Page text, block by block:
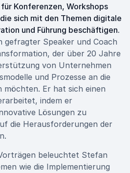
Konferenzen, Workshops
sich mit den Themen digitale
und Führung beschäftigen.
gefragter Speaker und Coach
der über 20 Jahre
von Unternehmen
und Prozesse an die
möchten. Er hat sich einen
indem er
Lösungen zu
die Herausforderungen der
beleuchtet Stefan
wie die Implementierung